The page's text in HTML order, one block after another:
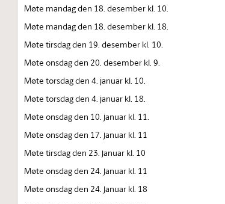
Møte mandag den 18. desember kl. 10.
Møte mandag den 18. desember kl. 18.
Møte tirsdag den 19. desember kl. 10.
Møte onsdag den 20. desember kl. 9.
Møte torsdag den 4. januar kl. 10.
Møte torsdag den 4. januar kl. 18.
Møte onsdag den 10. januar kl. 11.
Møte onsdag den 17. januar kl. 11
Møte tirsdag den 23. januar kl. 10
Møte onsdag den 24. januar kl. 11
Møte onsdag den 24. januar kl. 18